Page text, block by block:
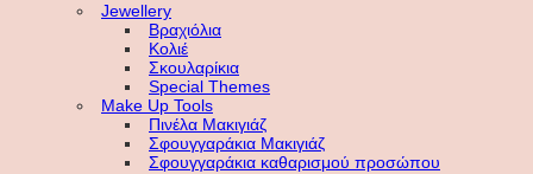
Jewellery
Βραχιόλια
Κολιέ
Σκουλαρίκια
Special Themes
Make Up Tools
Πινέλα Μακιγιάζ
Σφουγγαράκια Μακιγιάζ
Σφουγγαράκια καθαρισμού προσώπου